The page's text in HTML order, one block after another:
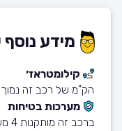
מידע נוסף
קילומטראז׳
הק"מ של רכב זה נמוך
מערכות בטיחות
ברכב זה מותקנות 4 מערכות בטיחות מתקדמות